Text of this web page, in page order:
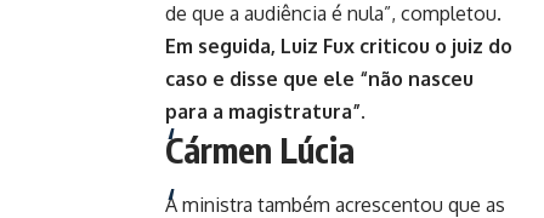
de que a audiência é nula”, completou.
Em seguida, Luiz Fux criticou o juiz do
caso e disse que ele “não nasceu
para a magistratura”.
Cármen Lúcia
A ministra também acrescentou que as